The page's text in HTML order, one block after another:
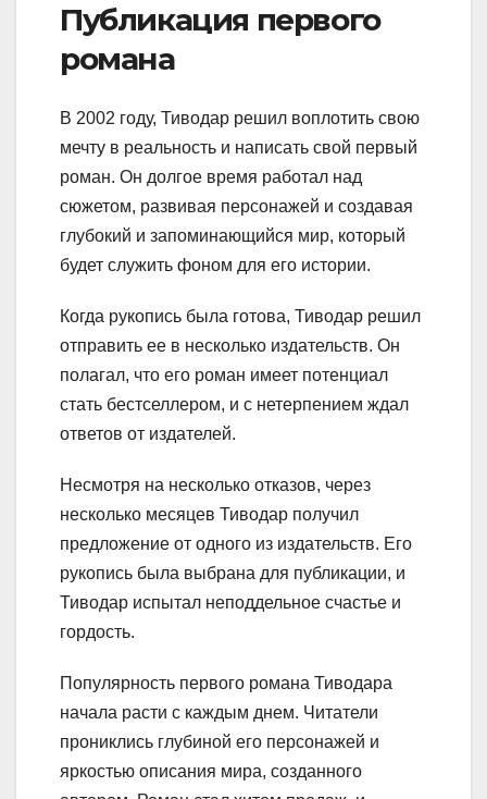
Публикация первого
романа
В 2002 году, Тиводар решил воплотить свою
мечту в реальность и написать свой первый
роман. Он долгое время работал над
сюжетом, развивая персонажей и создавая
глубокий и запоминающийся мир, который
будет служить фоном для его истории.
Когда рукопись была готова, Тиводар решил
отправить ее в несколько издательств. Он
полагал, что его роман имеет потенциал
стать бестселлером, и с нетерпением ждал
ответов от издателей.
Несмотря на несколько отказов, через
несколько месяцев Тиводар получил
предложение от одного из издательств. Его
рукопись была выбрана для публикации, и
Тиводар испытал неподдельное счастье и
гордость.
Популярность первого романа Тиводара
начала расти с каждым днем. Читатели
прониклись глубиной его персонажей и
яркостью описания мира, созданного